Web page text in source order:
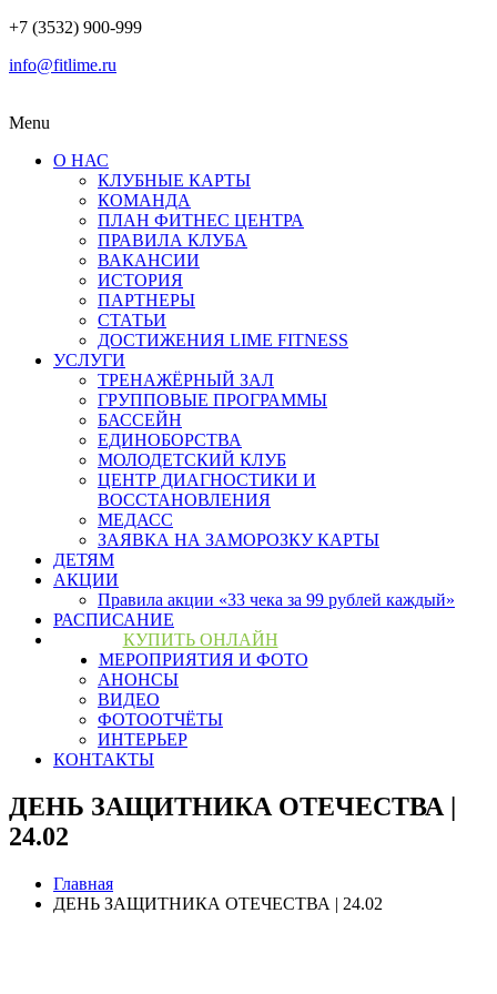
+7 (3532) 900-999
info@fitlime.ru
Menu
О НАС
КЛУБНЫЕ КАРТЫ
КОМАНДА
ПЛАН ФИТНЕС ЦЕНТРА
ПРАВИЛА КЛУБА
ВАКАНСИИ
ИСТОРИЯ
ПАРТНЕРЫ
СТАТЬИ
ДОСТИЖЕНИЯ LIME FITNESS
УСЛУГИ
ТРЕНАЖЁРНЫЙ ЗАЛ
ГРУППОВЫЕ ПРОГРАММЫ
БАССЕЙН
ЕДИНОБОРСТВА
МОЛОДЕТСКИЙ КЛУБ
ЦЕНТР ДИАГНОСТИКИ И
ВОССТАНОВЛЕНИЯ
МЕДАСС
ЗАЯВКА НА ЗАМОРОЗКУ КАРТЫ
ДЕТЯМ
АКЦИИ
Правила акции «33 чека за 99 рублей каждый»
РАСПИСАНИЕ
КУПИТЬ ОНЛАЙН
МЕРОПРИЯТИЯ И ФОТО
АНОНСЫ
ВИДЕО
ФОТООТЧЁТЫ
ИНТЕРЬЕР
КОНТАКТЫ
ДЕНЬ ЗАЩИТНИКА ОТЕЧЕСТВА |
24.02
Главная
ДЕНЬ ЗАЩИТНИКА ОТЕЧЕСТВА | 24.02